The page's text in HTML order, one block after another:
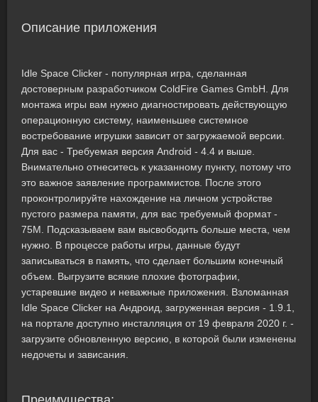
Описание приложения
Idle Space Clicker - популярная игра, сделанная
достоверным разработчиком ColdFire Games GmbH. Для
монтажа игры вам нужно диагностировать действующую
операционную систему, наименьшее системное
востребование игрушки зависит от загружаемой версии.
Для вас - Требуемая версия Android - 4.4 и выше.
Внимательно отнеситесь к указанному пункту, потому что
это важное заявление программистов. После этого
проконтролируйте нахождение на личном устройстве
пустого размера памяти, для вас требуемый формат -
75M. Подсказываем вам высвободить больше места, чем
нужно. В процессе работы игры, данные будут
записываться в память, что сделает большим конечный
объем. Выгрузите всякие плохие фотографии,
устаревшие видео и неважные приложения. Взломанная
Idle Space Clicker на Андроид, загруженная версия - 1.9.1,
на портале доступно инсталляция от 19 февраля 2020 г. -
загрузите обновленную версию, в которой были изменены
недочеты и зависания.